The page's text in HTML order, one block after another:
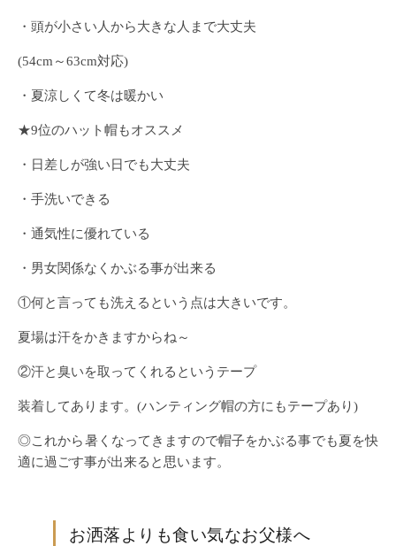
・頭が小さい人から大きな人まで大丈夫
(54cm～63cm対応)
・夏涼しくて冬は暖かい
★9位のハット帽もオススメ
・日差しが強い日でも大丈夫
・手洗いできる
・通気性に優れている
・男女関係なくかぶる事が出来る
①何と言っても洗えるという点は大きいです。
夏場は汗をかきますからね～
②汗と臭いを取ってくれるというテープ
装着してあります。(ハンティング帽の方にもテープあり)
◎これから暑くなってきますので帽子をかぶる事でも夏を快
適に過ごす事が出来ると思います。
お洒落よりも食い気なお父様へ